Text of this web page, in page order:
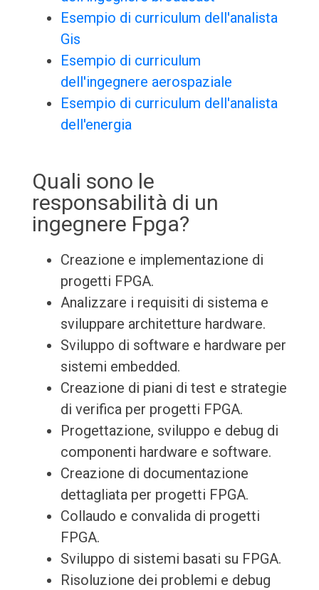
Esempio di curriculum dell'analista
Gis
Esempio di curriculum
dell'ingegnere aerospaziale
Esempio di curriculum dell'analista
dell'energia
Quali sono le
responsabilità di un
ingegnere Fpga?
Creazione e implementazione di
progetti FPGA.
Analizzare i requisiti di sistema e
sviluppare architetture hardware.
Sviluppo di software e hardware per
sistemi embedded.
Creazione di piani di test e strategie
di verifica per progetti FPGA.
Progettazione, sviluppo e debug di
componenti hardware e software.
Creazione di documentazione
dettagliata per progetti FPGA.
Collaudo e convalida di progetti
FPGA.
Sviluppo di sistemi basati su FPGA.
Risoluzione dei problemi e debug